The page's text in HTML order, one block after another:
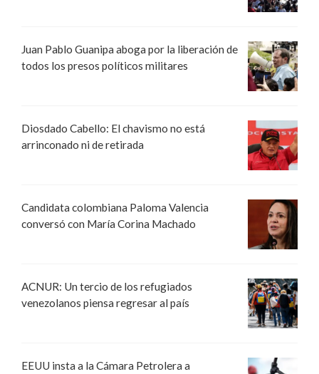
Juan Pablo Guanipa aboga por la liberación de
todos los presos políticos militares
Diosdado Cabello: El chavismo no está
arrinconado ni de retirada
Candidata colombiana Paloma Valencia
conversó con María Corina Machado
ACNUR: Un tercio de los refugiados
venezolanos piensa regresar al país
EEUU insta a la Cámara Petrolera a